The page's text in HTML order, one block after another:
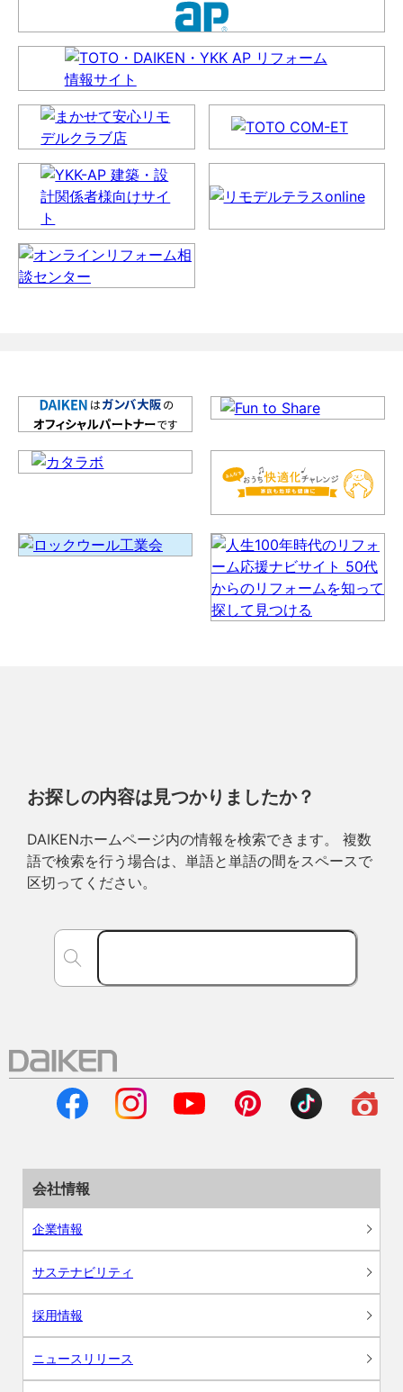
お探しの内容は見つかりましたか？
DAIKENホームページ内の情報を検索できます。 複数
語で検索を行う場合は、単語と単語の間をスペースで
区切ってください。
会社情報
企業情報
サステナビリティ
採用情報
ニュースリリース